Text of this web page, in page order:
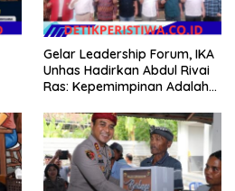
Gelar Leadership Forum, IKA
Unhas Hadirkan Abdul Rivai
Ras: Kepemimpinan Adalah